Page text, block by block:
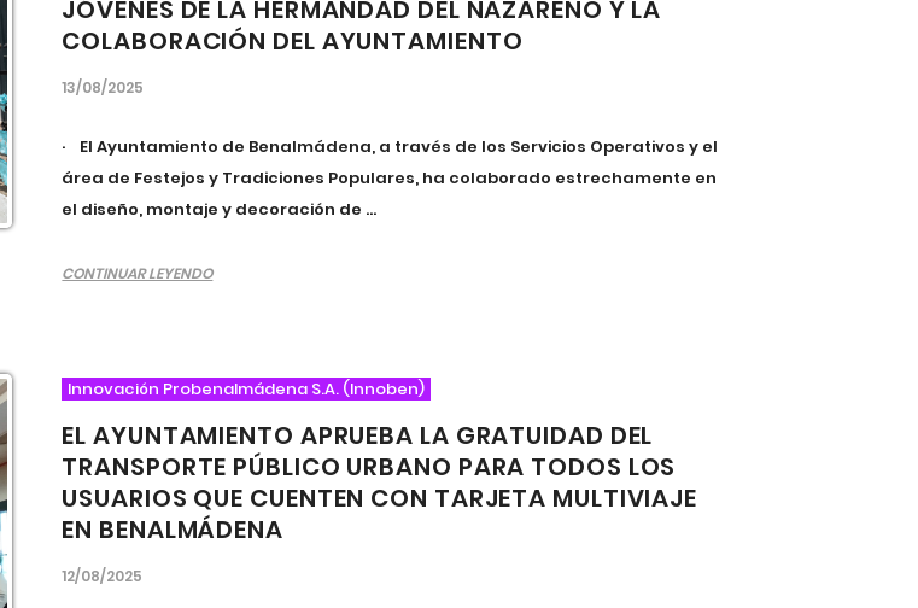
JÓVENES DE LA HERMANDAD DEL NAZARENO Y LA
COLABORACIÓN DEL AYUNTAMIENTO
13/08/2025
· El Ayuntamiento de Benalmádena, a través de los Servicios Operativos y el
área de Festejos y Tradiciones Populares, ha colaborado estrechamente en
el diseño, montaje y decoración de ...
CONTINUAR LEYENDO
Innovación Probenalmádena S.a. (innoben)
EL AYUNTAMIENTO APRUEBA LA GRATUIDAD DEL
TRANSPORTE PÚBLICO URBANO PARA TODOS LOS
USUARIOS QUE CUENTEN CON TARJETA MULTIVIAJE
EN BENALMÁDENA
12/08/2025